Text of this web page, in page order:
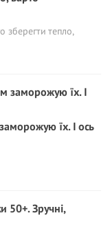
зберегти тепло,
їх. І ось